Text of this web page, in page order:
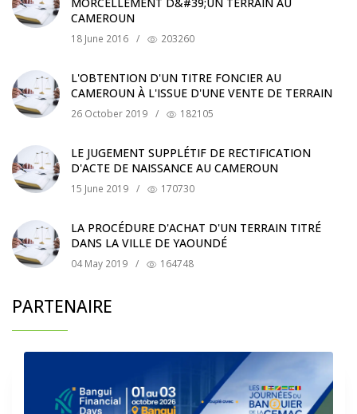
CAMEROUN
18 June 2016 / 203260
L'OBTENTION D'UN TITRE FONCIER AU
CAMEROUN À L'ISSUE D'UNE VENTE DE TERRAIN
26 October 2019 / 182105
LE JUGEMENT SUPPLÉTIF DE RECTIFICATION
D'ACTE DE NAISSANCE AU CAMEROUN
15 June 2019 / 170730
LA PROCÉDURE D'ACHAT D'UN TERRAIN TITRÉ
DANS LA VILLE DE YAOUNDÉ
04 May 2019 / 164748
PARTENAIRE